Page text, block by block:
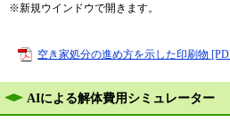
※新規ウインドウで開きます。
空き家処分の進め方を示した印刷物
AIによる解体費用シミュレーター